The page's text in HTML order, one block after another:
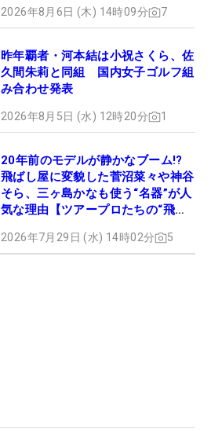
2026年8月6日 (木) 14時09分 7
昨年覇者・河本結は小祝さくら、佐
久間朱莉と同組 国内女子ゴルフ組
み合わせ発表
2026年8月5日 (水) 12時20分 1
20年前のモデルが静かなブーム!?
飛ばし屋に変貌した菅沼菜々や神谷
そら、三ヶ島かなも使う“名器”が人
気な理由【ツアープロたちの“飛ば
2026年7月29日 (水) 14時02分 5